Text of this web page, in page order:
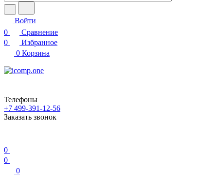
Войти
0
Сравнение
0
Избранное
0 Корзина
Телефоны
+7 499-391-12-56
Заказать звонок
0
0
0